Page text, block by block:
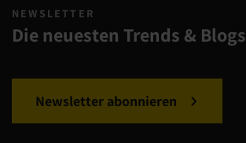
NEWSLETTER
Die neuesten Trends & Blogs
Newsletter abonnieren